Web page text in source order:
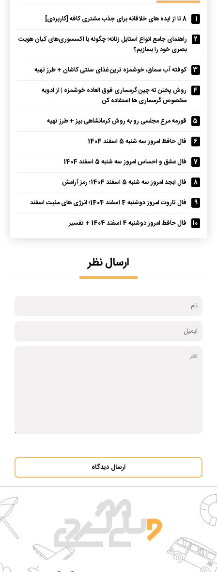
1
8 تا از ایده های خلاقانه برای جذب مشتری کافه [کاربردی]
2
راهنمای جامع انواع استایل زنانه؛ چگونه با اکسسوری‌های کیان هویت
بصری خود را بسازیم؟
3
کوفته آب سماق، خوشمزه ترین غذای سنتی کاشان + طرز تهیه
4
روش پختن ته چین گرمساری فوق العاده خوشمزه | از ادویه
مخصوص گرمساری ها استفاده کن
5
قورمه مرغ مجلسی رو به روش کرمانشاهی بپز + طرز تهیه
6
فال حافظ امروز سه شنبه 5 اسفند 1404
7
فال عشق و احساس امروز سه شنبه 5 اسفند 1404
8
فال ابجد امروز سه شنبه 5 اسفند 1404؛ رمز آرامش
9
فال تاروت امروز دوشنبه 4 اسفند 1404؛ انرژی های مثبت اسفند
10
فال حافظ امروز دوشنبه 4 اسفند 1404 + تفسیر
ارسال نظر
ارسال دیدگاه